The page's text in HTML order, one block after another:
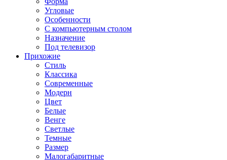
Угловые
Особенности
С компьютерным столом
Назначение
Под телевизор
Прихожие
Стиль
Классика
Современные
Модерн
Цвет
Белые
Венге
Светлые
Темные
Размер
Малогабаритные